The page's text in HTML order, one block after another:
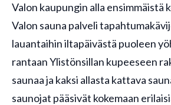
Valon kaupungin alla
Valon sauna palveli
lauantaihin iltapäivästä puoleen
rantaan Ylistönsillan kupeeseen
saunaa ja kaksi allasta kattava
saunojat pääsivät kokemaan